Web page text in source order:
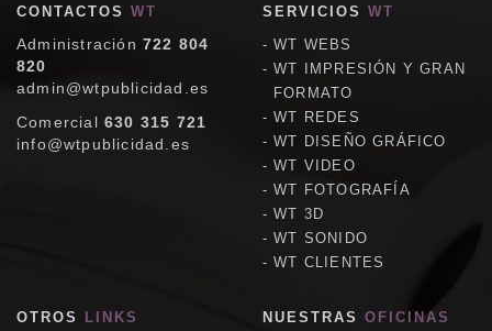
CONTACTOS WT
Administración 722 804
820
admin@wtpublicidad.es
Comercial 630 315 721
info@wtpublicidad.es
SERVICIOS WT
WT WEBS
WT IMPRESIÓN Y GRAN
FORMATO
WT REDES
WT DISEÑO GRÁFICO
WT VIDEO
WT FOTOGRAFÍA
WT 3D
WT SONIDO
WT CLIENTES
OTROS LINKS NUESTRAS OFICINAS